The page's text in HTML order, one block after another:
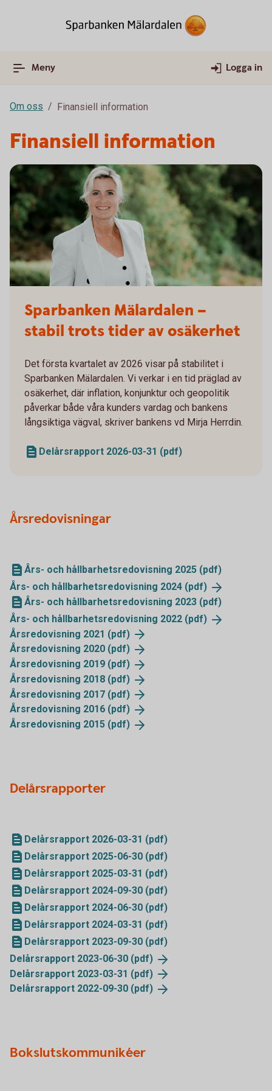
Meny Logga in
Om oss Finansiell information
Finansiell information
Sparbanken Mälardalen –
stabil trots tider av osäkerhet
Det första kvartalet av 2026 visar på stabilitet i
Sparbanken Mälardalen. Vi verkar i en tid präglad av
osäkerhet, där inflation, konjunktur och geopolitik
påverkar både våra kunders vardag och bankens
långsiktiga vägval, skriver bankens vd Mirja Herrdin.
Delårsrapport 2026-03-31 (pdf)
Årsredovisningar
Års- och hållbarhetsredovisning 2025 (pdf)
Års- och hållbarhetsredovisning 2024 (pdf)
Års- och hållbarhetsredovisning 2023 (pdf)
Års- och hållbarhetsredovisning 2022 (pdf)
Årsredovisning 2021 (pdf)
Årsredovisning 2020 (pdf)
Årsredovisning 2019 (pdf)
Årsredovisning 2018 (pdf)
Årsredovisning 2017 (pdf)
Årsredovisning 2016 (pdf)
Årsredovisning 2015 (pdf)
Delårsrapporter
Delårsrapport 2026-03-31 (pdf)
Delårsrapport 2025-06-30 (pdf)
Delårsrapport 2025-03-31 (pdf)
Delårsrapport 2024-09-30 (pdf)
Delårsrapport 2024-06-30 (pdf)
Delårsrapport 2024-03-31 (pdf)
Delårsrapport 2023-09-30 (pdf)
Delårsrapport 2023-06-30 (pdf)
Delårsrapport 2023-03-31 (pdf)
Delårsrapport 2022-09-30 (pdf)
Bokslutskommunikéer